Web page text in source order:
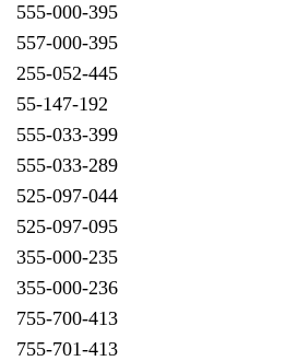
555-000-395
557-000-395
255-052-445
55-147-192
555-033-399
555-033-289
525-097-044
525-097-095
355-000-235
355-000-236
755-700-413
755-701-413